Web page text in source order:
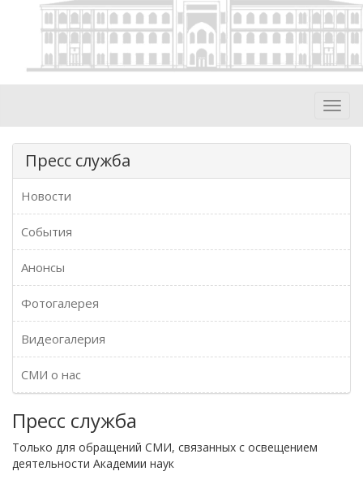
Пресс служба
Новости
События
Анонсы
Фотогалерея
Видеогалерия
СМИ о нас
Пресс служба
Только для обращений СМИ, связанных с освещением
деятельности Академии наук